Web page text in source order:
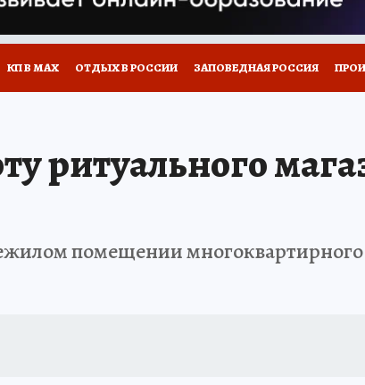
КП В МАХ ОТДЫХ В РОССИИ ЗАПОВЕДНАЯ РОССИЯ
ритуального
помещении